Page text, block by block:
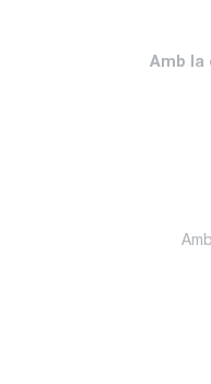
Amb la